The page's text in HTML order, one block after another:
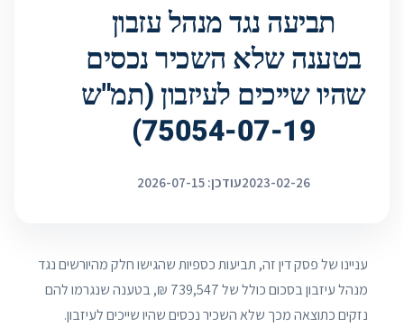
תביעה נגד מנהל עזבון
בטענה שלא השכיר נכסים
שהיו שייכים לעיזבון (תמ"ש
75054-07-19)
2023-02-26עודכן: 2026-07-15
עניינו של פסק דין זה, תביעות כספיות שהגישו חלק מהיורשים נגד
מנהל עיזבון בסכום כולל של 739,547 ₪, בטענה שנגרמו להם
נזקים כתוצאה מכך שלא השכיר נכסים שהיו שייכים לעיזבון.